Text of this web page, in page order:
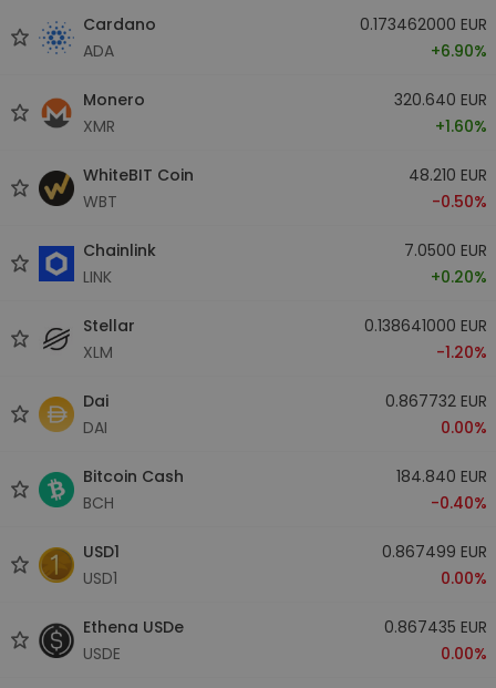
Cardano
ADA
0.173462000 EUR
+6.90%
Monero
XMR
320.640 EUR
+1.60%
WhiteBIT Coin
WBT
48.210 EUR
-0.50%
Chainlink
LINK
7.0500 EUR
+0.20%
Stellar
XLM
0.138641000 EUR
-1.20%
Dai
DAI
0.867732 EUR
0.00%
Bitcoin Cash
BCH
184.840 EUR
-0.40%
USD1
USD1
0.867499 EUR
0.00%
Ethena USDe
USDE
0.867435 EUR
0.00%